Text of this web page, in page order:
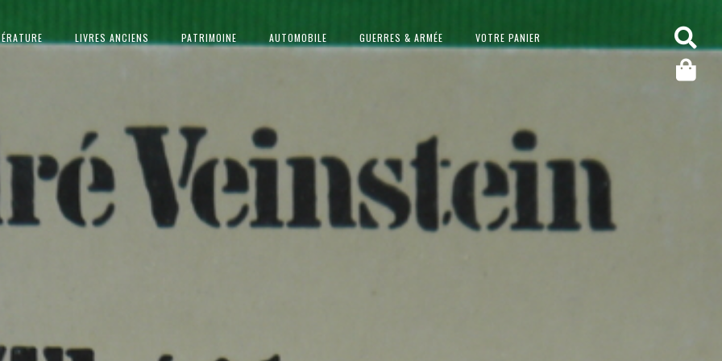
LIVRES ANCIENS PATRIMOINE AUTOMOBILE GUERRES & ARMÉE VOTRE PANIER